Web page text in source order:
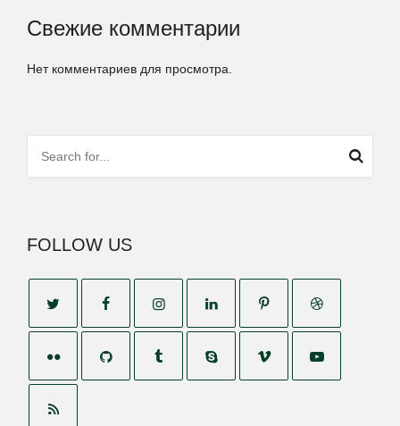
Свежие комментарии
Нет комментариев для просмотра.
FOLLOW US